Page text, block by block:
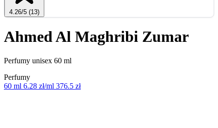
4.26/5 (13)
Ahmed Al Maghribi Zumar
Perfumy unisex 60 ml
Perfumy
60 ml 6.28 zł/ml 376.5 zł